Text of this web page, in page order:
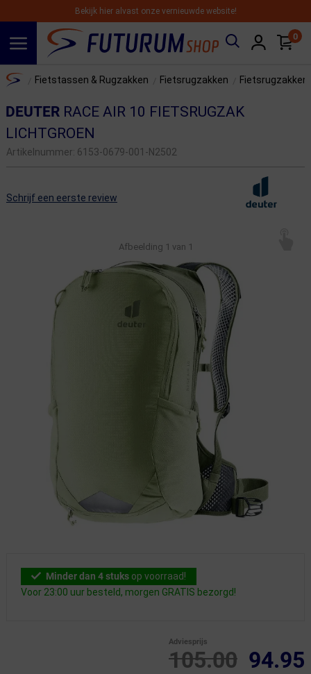
Bekijk hier alvast onze vernieuwde website!
0
Home Fietstassen & Rugzakken Fietsrugzakken Fietsrugzakken
DEUTERRACE AIR 10 FIETSRUGZAK
LICHTGROEN
Artikelnummer: 6153-0679-001-N2502
Schrijf een eerste review
Afbeelding 1 van 1
Minder dan 4 stuks op voorraad!
Voor 23:00 uur besteld, morgen GRATIS bezorgd!
105.00
Adviesprijs
94.95